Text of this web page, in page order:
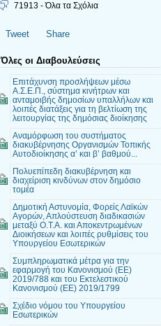
71913 - Όλα τα Σχόλια
Tweet Share
Όλες οι Διαβουλεύσεις
Επιτάχυνση προσλήψεων μέσω
Α.Σ.Ε.Π., σύστημα κινήτρων και
ανταμοιβής δημοσίων υπαλλήλων και
λοιπές διατάξεις για τη βελτίωση της
λειτουργίας της δημόσιας διοίκησης
Αναμόρφωση του συστήματος
διακυβέρνησης Οργανισμών Τοπικής
Αυτοδιοίκησης α’ και β’ βαθμού...
Πολυεπίπεδη διακυβέρνηση και
διαχείριση κινδύνων στον δημόσιο
τομέα
Δημοτική Αστυνομία, Φορείς Λαϊκών
Αγορών, Απλούστευση διαδικασιών
μεταξύ Ο.Τ.Α. και Αποκεντρωμένων
Διοικήσεων και λοιπές ρυθμίσεις του
Υπουργείου Εσωτερικών
Συμπληρωματικά μέτρα για την
εφαρμογή του Κανονισμού (ΕΕ)
2019/788 και του Εκτελεστικού
Κανονισμού (ΕΕ) 2019/1799
Σχέδιο νόμου του Υπουργείου
Εσωτερικών